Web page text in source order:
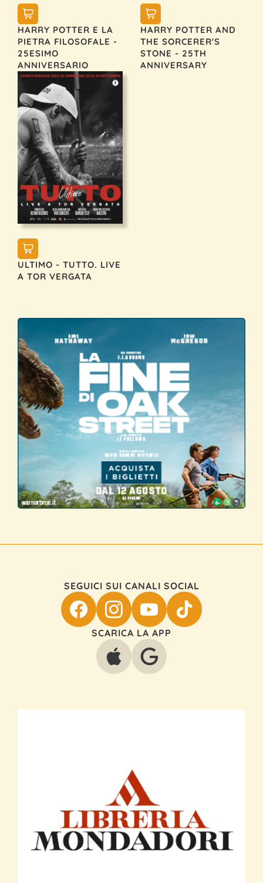
HARRY POTTER E LA
PIETRA FILOSOFALE -
25ESIMO
ANNIVERSARIO
HARRY POTTER AND
THE SORCERER'S
STONE - 25TH
ANNIVERSARY
ULTIMO - TUTTO. LIVE
A TOR VERGATA
SEGUICI SUI CANALI SOCIAL
SCARICA LA APP